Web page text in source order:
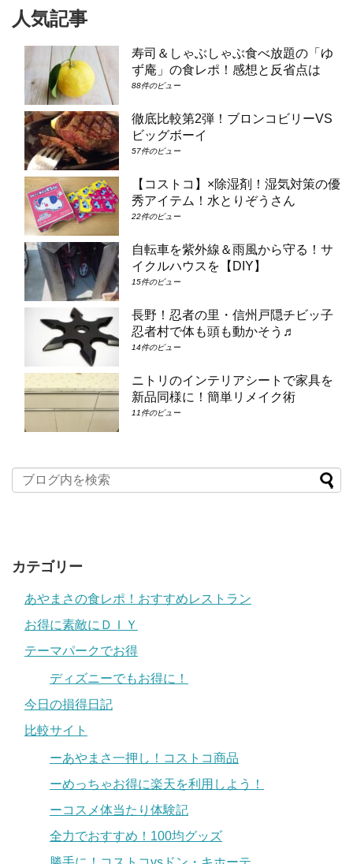
人気記事
寿司＆しゃぶしゃぶ食べ放題の「ゆ
ず庵」の食レポ！感想と反省点は
88件のビュー
徹底比較第2弾！ブロンコビリーVS
ビッグボーイ
57件のビュー
【コストコ】×除湿剤！湿気対策の優
秀アイテム！水とりぞうさん
22件のビュー
自転車を紫外線＆雨風から守る！サ
イクルハウスを【DIY】
15件のビュー
長野！忍者の里・信州戸隠チビッ子
忍者村で体も頭も動かそう♬
14件のビュー
ニトリのインテリアシートで家具を
新品同様に！簡単リメイク術
11件のビュー
カテゴリー
あやまさの食レポ！おすすめレストラン
お得に素敵にＤＩＹ
テーマパークでお得
ディズニーでもお得に！
今日の損得日記
比較サイト
ーあやまさ一押し！コストコ商品
ーめっちゃお得に楽天を利用しよう！
ーコスメ体当たり体験記
全力でおすすめ！100均グッズ